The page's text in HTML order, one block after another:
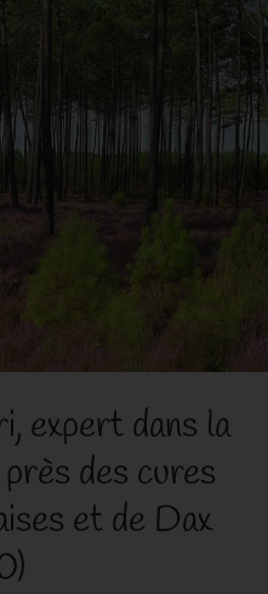
expert dans la
des cures
et de Dax